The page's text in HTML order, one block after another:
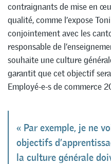
contraignants de mise en
qualité, comme l’expose
conjointement avec les
responsable de
souhaite une culture
garantit que cet objectif
Employé-e-s de commerce
« Par exemple, je ne
objectifs
la culture générale